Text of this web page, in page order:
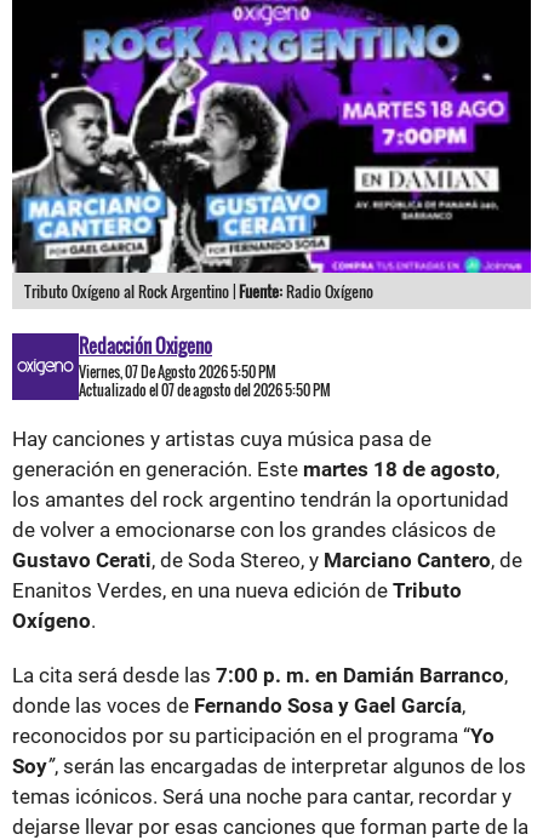
Tributo Oxígeno al Rock Argentino |Fuente:Radio Oxígeno
Redacción Oxigeno
Viernes, 07 De Agosto 2026 5:50 PM
Actualizado el 07 de agosto del 2026 5:50 PM
Hay canciones y artistas cuya música pasa de
generación en generación. Este martes 18 de agosto,
los amantes del rock argentino tendrán la oportunidad
de volver a emocionarse con los grandes clásicos de
Gustavo Cerati, de Soda Stereo, y Marciano Cantero, de
Enanitos Verdes, en una nueva edición de Tributo
Oxígeno.
La cita será desde las 7:00 p. m. en Damián Barranco,
donde las voces de Fernando Sosa y Gael García,
reconocidos por su participación en el programa “Yo
Soy”, serán las encargadas de interpretar algunos de los
temas icónicos. Será una noche para cantar, recordar y
dejarse llevar por esas canciones que forman parte de la